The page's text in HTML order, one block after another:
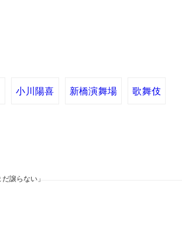
小川陽喜 新橋演舞場 歌舞伎
譲らない」